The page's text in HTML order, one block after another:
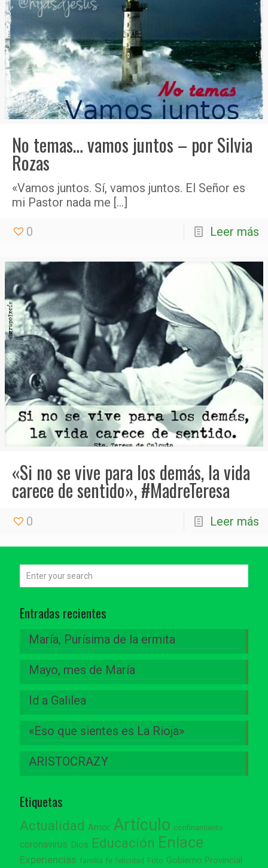
No temas… vamos juntos – por Silvia
Rozas
«Vamos juntos. Sí, vamos juntos. El Señor es
mi Pastor nada me […]
0 Leer más
«Si no se vive para los demás, la vida
carece de sentido», #MadreTeresa
0 Leer más
Entradas recientes
María, Purísima de la ermita
Mayo, mes de María
Id a Galilea
«Eso que sientes es La Rioja»
ARISTOCRAZY
Etiquetas
Actualidad Amor Artículo confinamiento
coronavirus Dios Educación Enlace
Experiencias familia fe felicidad Foto Gobierno Provincial